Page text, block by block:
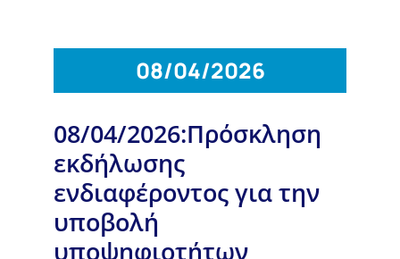
08/04/2026
08/04/2026:Πρόσκληση
εκδήλωσης
ενδιαφέροντος για την
υποβολή
υποψηφιοτήτων